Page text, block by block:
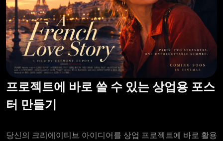
프로젝트에 바로 쓸 수 있는 상업용 포스
터 만들기
당신의 크리에이티브 아이디어를 상업 프로젝트에 바로 활용